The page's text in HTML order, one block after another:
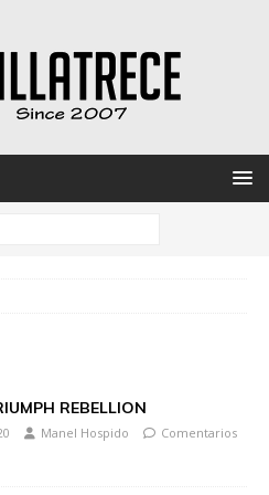
REBELLION
Manel Hospido
Comentarios